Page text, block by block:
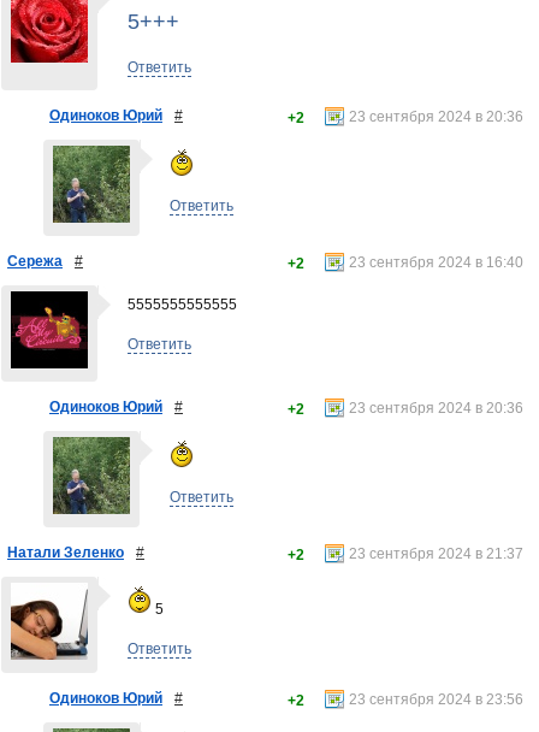
5+++
Ответить
Одиноков Юрий # 23 сентября 2024 в 20:36
+2
Ответить
Сережа # 23 сентября 2024 в 16:40
+2
5555555555555
Ответить
Одиноков Юрий # 23 сентября 2024 в 20:36
+2
Ответить
Натали Зеленко # 23 сентября 2024 в 21:37
+2
5
Ответить
Одиноков Юрий # 23 сентября 2024 в 23:56
+2